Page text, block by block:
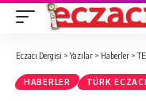
Eczacı Dergisi >Yazılar > Haberler >
HABERLER TÜRK